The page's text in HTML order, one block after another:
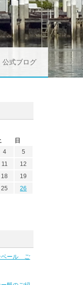
公式ブログ
日
4
5
11
12
18
19
25
26
ール ご